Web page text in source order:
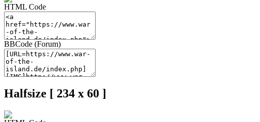
HTML Code
BBCode (Forum)
Halfsize [ 234 x 60 ]